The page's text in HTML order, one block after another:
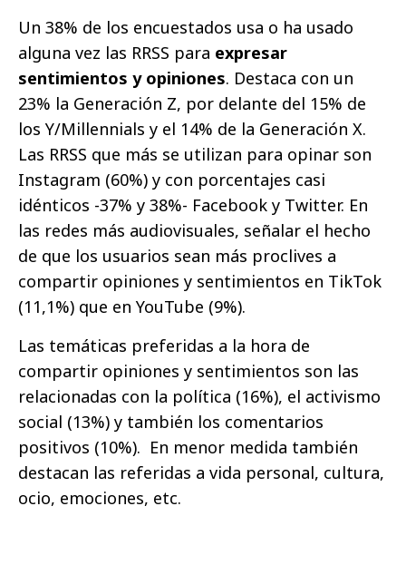
Un 38% de los encuestados usa o ha usado
alguna vez las RRSS para expresar
sentimientos y opiniones. Destaca con un
23% la Generación Z, por delante del 15% de
los Y/Millennials y el 14% de la Generación X.
Las RRSS que más se utilizan para opinar son
Instagram (60%) y con porcentajes casi
idénticos -37% y 38%- Facebook y Twitter. En
las redes más audiovisuales, señalar el hecho
de que los usuarios sean más proclives a
compartir opiniones y sentimientos en TikTok
(11,1%) que en YouTube (9%).
Las temáticas preferidas a la hora de
compartir opiniones y sentimientos son las
relacionadas con la política (16%), el activismo
social (13%) y también los comentarios
positivos (10%). En menor medida también
destacan las referidas a vida personal, cultura,
ocio, emociones, etc.